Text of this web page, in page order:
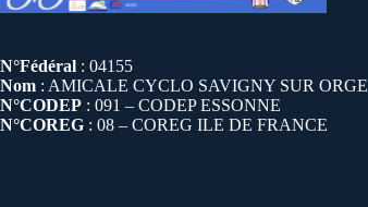
N°Fédéral : 04155
Nom : AMICALE CYCLO SAVIGNY SUR ORGE
N°CODEP : 091 – CODEP ESSONNE
N°COREG : 08 – COREG ILE DE FRANCE